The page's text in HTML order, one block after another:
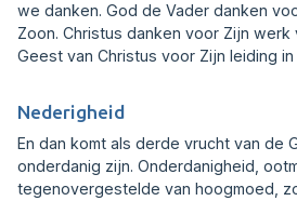
we danken. God de Vader danken
Zoon. Christus danken voor Zijn werk
Geest van Christus voor Zijn leiding
Nederigheid
En dan komt als derde vrucht van de
onderdanig zijn. Onderdanigheid,
tegenovergestelde van hoogmoed,